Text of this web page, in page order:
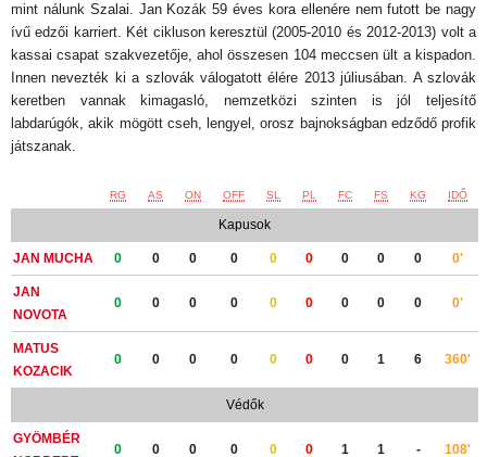
mint nálunk Szalai. Jan Kozák 59 éves kora ellenére nem futott be nagy
ívű edzői karriert. Két cikluson keresztül (2005-2010 és 2012-2013) volt a
kassai csapat szakvezetője, ahol összesen 104 meccsen ült a kispadon.
Innen nevezték ki a szlovák válogatott élére 2013 júliusában. A szlovák
keretben vannak kimagasló, nemzetközi szinten is jól teljesítő
labdarúgók, akik mögött cseh, lengyel, orosz bajnokságban edződő profik
játszanak.
RG AS ON OFF SL PL FC FS KG IDŐ
Kapusok
JAN MUCHA 0 0 0 0 0 0 0 0 0 0'
JAN
NOVOTA
0 0 0 0 0 0 0 0 0 0'
MATUS
KOZACIK
0 0 0 0 0 0 0 1 6 360'
Védők
GYÖMBÉR
0 0 0 0 0 0 1 1 - 108'